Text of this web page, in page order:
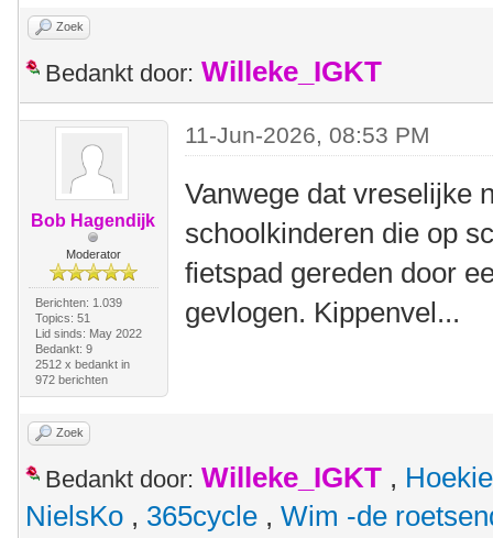
Zoek
Bedankt door: Willeke_IGKT
Bob Hagendijk
Moderator
Berichten: 1.039
Topics: 51
Lid sinds: May 2022
Bedankt: 9
2512 x bedankt in
972 berichten
11-Jun-2026, 08:53 PM
Vanwege dat vreselijke
schoolkinderen die op
fietspad gereden door
gevlogen. Kippenvel...
Zoek
Bedankt door: Willeke_IGKT , Hoekie
NielsKo , 365cycle , Wim -de